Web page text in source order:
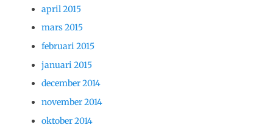
april 2015
mars 2015
februari 2015
januari 2015
december 2014
november 2014
oktober 2014